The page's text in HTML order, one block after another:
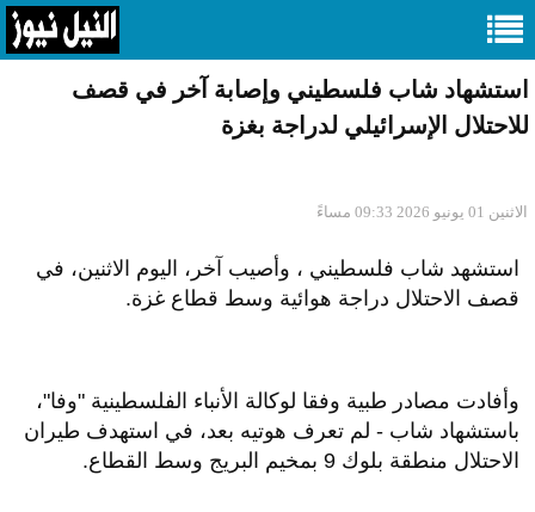
استشهاد شاب فلسطيني وإصابة آخر في قصف
للاحتلال الإسرائيلي لدراجة بغزة
الاثنين 01 يونيو 2026 09:33 مساءً
استشهد شاب فلسطيني ، وأصيب آخر، اليوم الاثنين، في
قصف الاحتلال دراجة هوائية وسط قطاع غزة.
وأفادت مصادر طبية وفقا لوكالة الأنباء الفلسطينية "وفا"،
باستشهاد شاب - لم تعرف هوتيه بعد، في استهدف طيران
الاحتلال منطقة بلوك 9 بمخيم البريج وسط القطاع.